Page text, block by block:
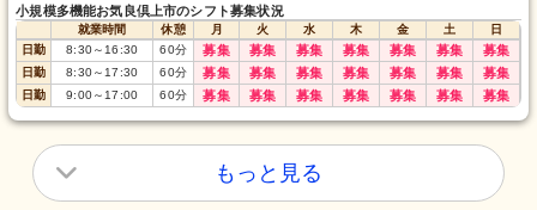
小規模多機能お気良倶上市のシフト募集状況
就業時間 休憩 月 火 水 木 金 土
日
日勤
8:30～16:30 60分 募集 募集 募集 募集 募集 募集 募集
日勤 8:30～17:30 60分 募集 募集 募集 募集 募集 募集 募集
日勤 9:00～17:00 60分 募集 募集 募集 募集 募集 募集 募集
もっと見る